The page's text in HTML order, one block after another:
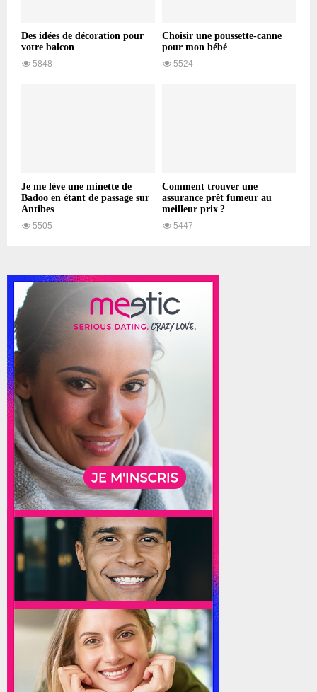
Des idées de décoration pour
votre balcon
5848
Choisir une poussette-canne
pour mon bébé
5524
Je me lève une minette de
Badoo en étant de passage sur
Antibes
5505
Comment trouver une
assurance prêt fumeur au
meilleur prix ?
5447